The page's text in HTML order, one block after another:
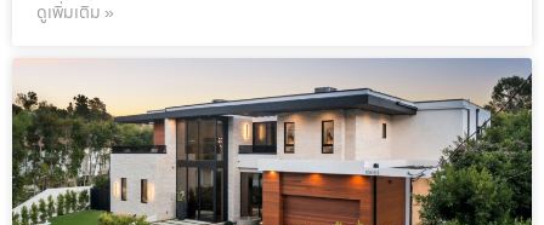
ดูเพิ่มเติม »